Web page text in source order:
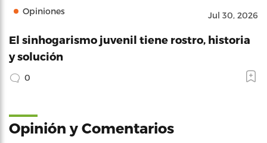
Opiniones Jul 30, 2026
El sinhogarismo juvenil tiene rostro, historia
y solución
0
Opinión y Comentarios